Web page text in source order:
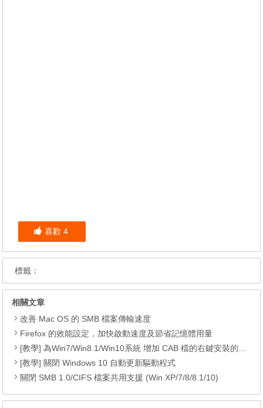
喜歡 4
標籤：
相關文章
改善 Mac OS 的 SMB 檔案傳輸速度
Firefox 的效能設定，加快啟動速度及節省記憶體用量
[教學] 為Win7/Win8.1/Win10系統 增加 CAB 檔的右鍵安裝的功能
[教學] 關閉 Windows 10 自動更新驅動程式
關閉 SMB 1.0/CIFS 檔案共用支援 (Win XP/7/8/8.1/10)